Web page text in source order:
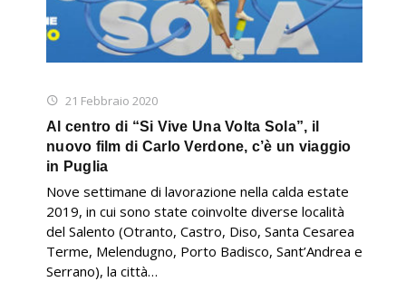
21 Febbraio 2020
Al centro di “Si Vive Una Volta Sola”, il
nuovo film di Carlo Verdone, c’è un viaggio
in Puglia
Nove settimane di lavorazione nella calda estate
2019, in cui sono state coinvolte diverse località
del Salento (Otranto, Castro, Diso, Santa Cesarea
Terme, Melendugno, Porto Badisco, Sant’Andrea e
Serrano), la città…